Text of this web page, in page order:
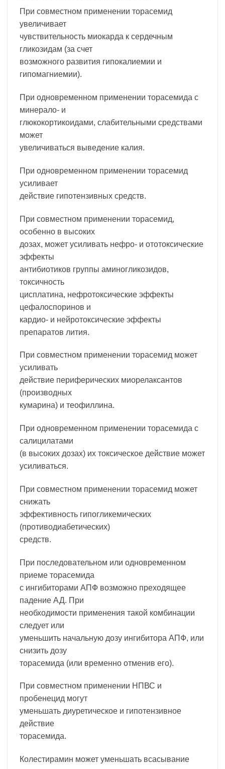
При совместном применении торасемид
увеличивает
чувствительность миокарда к сердечным
гликозидам (за счет
возможного развития гипокалиемии и
гипомагниемии).
При одновременном применении торасемида с
минерало- и
глюкокортикоидами, слабительными средствами
может
увеличиваться выведение калия.
При одновременном применении торасемид
усиливает
действие гипотензивных средств.
При совместном применении торасемид,
особенно в высоких
дозах, может усиливать нефро- и ототоксические
эффекты
антибиотиков группы аминогликозидов,
токсичность
цисплатина, нефротоксические эффекты
цефалоспоринов и
кардио- и нейротоксические эффекты
препаратов лития.
При совместном применении торасемид может
усиливать
действие периферических миорелаксантов
(производных
кумарина) и теофиллина.
При одновременном применении торасемида с
салицилатами
(в высоких дозах) их токсическое действие может
усиливаться.
При совместном применении торасемид может
снижать
эффективность гипогликемических
(противодиабетических)
средств.
При последовательном или одновременном
приеме торасемида
с ингибиторами АПФ возможно преходящее
падение АД. При
необходимости применения такой комбинации
следует или
уменьшить начальную дозу ингибитора АПФ, или
снизить дозу
торасемида (или временно отменив его).
При совместном применении НПВС и
пробенецид могут
уменьшать диуретическое и гипотензивное
действие
торасемида.
Колестирамин может уменьшать всасывание